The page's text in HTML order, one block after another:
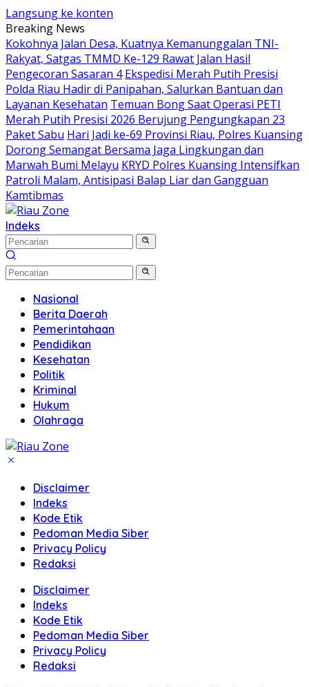
Langsung ke konten
Breaking News
Kokohnya Jalan Desa, Kuatnya Kemanunggalan TNI-
Rakyat, Satgas TMMD Ke-129 Rawat Jalan Hasil
Pengecoran Sasaran 4 Ekspedisi Merah Putih Presisi
Polda Riau Hadir di Panipahan, Salurkan Bantuan dan
Layanan Kesehatan Temuan Bong Saat Operasi PETI
Merah Putih Presisi 2026 Berujung Pengungkapan 23
Paket Sabu Hari Jadi ke-69 Provinsi Riau, Polres Kuansing
Dorong Semangat Bersama Jaga Lingkungan dan
Marwah Bumi Melayu KRYD Polres Kuansing Intensifkan
Patroli Malam, Antisipasi Balap Liar dan Gangguan
Kamtibmas
Indeks
Nasional
Berita Daerah
Pemerintahaan
Pendidikan
Kesehatan
Politik
Kriminal
Hukum
Olahraga
Disclaimer
Indeks
Kode Etik
Pedoman Media Siber
Privacy Policy
Redaksi
Disclaimer
Indeks
Kode Etik
Pedoman Media Siber
Privacy Policy
Redaksi